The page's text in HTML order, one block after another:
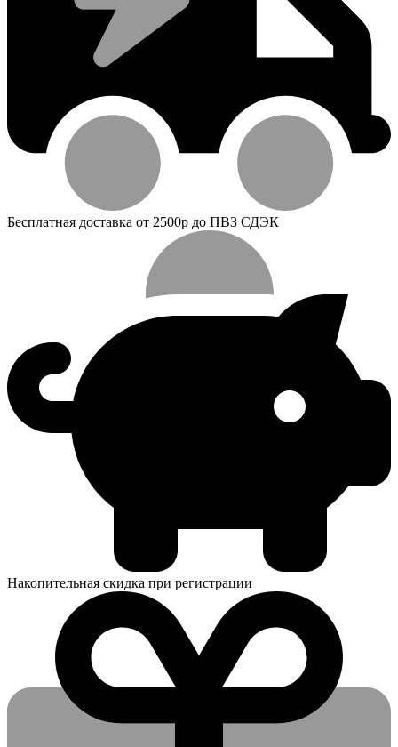
Бесплатная доставка от 2500р до ПВЗ СДЭК
Накопительная скидка при регистрации